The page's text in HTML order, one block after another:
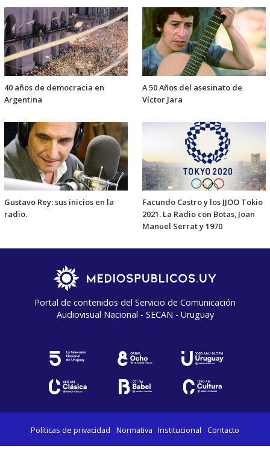
40 años de democracia en
Argentina
A 50 Años del asesinato de
Víctor Jara
Gustavo Rey: sus inicios en la
radio.
Facundo Castro y los JJOO Tokio
2021. La Radio con Botas, Joan
Manuel Serrat y 1970
Portal de contenidos del Servicio de Comunicación
Audiovisual Nacional - SECAN - Uruguay
Políticas de privacidad Normativa Institucional Contacto